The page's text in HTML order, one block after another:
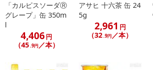
「カルピスソーダⓇ
グレープ」缶 350m
l
4,406円
（45.9円／本）
アサヒ 十六茶 缶 24
5g
2,961 円
（32.9円／本）